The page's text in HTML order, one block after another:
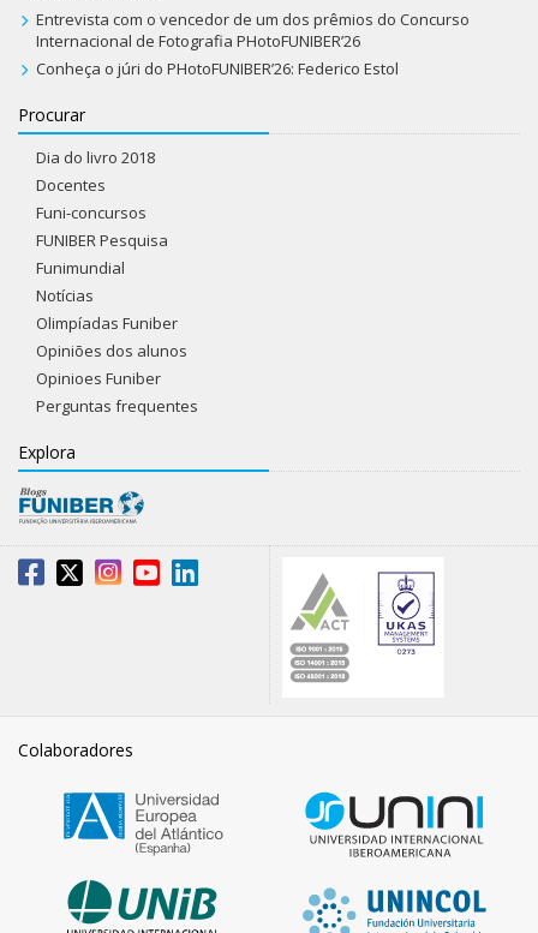
Entrevista com o vencedor de um dos prêmios do Concurso
Internacional de Fotografia PHotoFUNIBER’26
Conheça o júri do PHotoFUNIBER’26: Federico Estol
Procurar
Dia do livro 2018
Docentes
Funi-concursos
FUNIBER Pesquisa
Funimundial
Notícias
Olimpíadas Funiber
Opiniões dos alunos
Opinioes Funiber
Perguntas frequentes
Explora
Colaboradores